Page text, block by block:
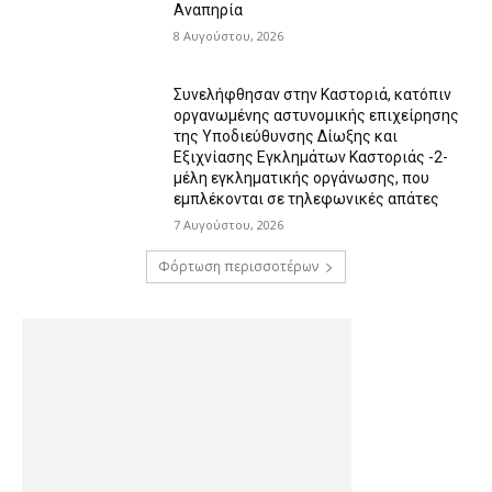
Αναπηρία
8 Αυγούστου, 2026
Συνελήφθησαν στην Καστοριά, κατόπιν
οργανωμένης αστυνομικής επιχείρησης
της Υποδιεύθυνσης Δίωξης και
Εξιχνίασης Εγκλημάτων Καστοριάς -2-
μέλη εγκληματικής οργάνωσης, που
εμπλέκονται σε τηλεφωνικές απάτες
7 Αυγούστου, 2026
Φόρτωση περισσοτέρων